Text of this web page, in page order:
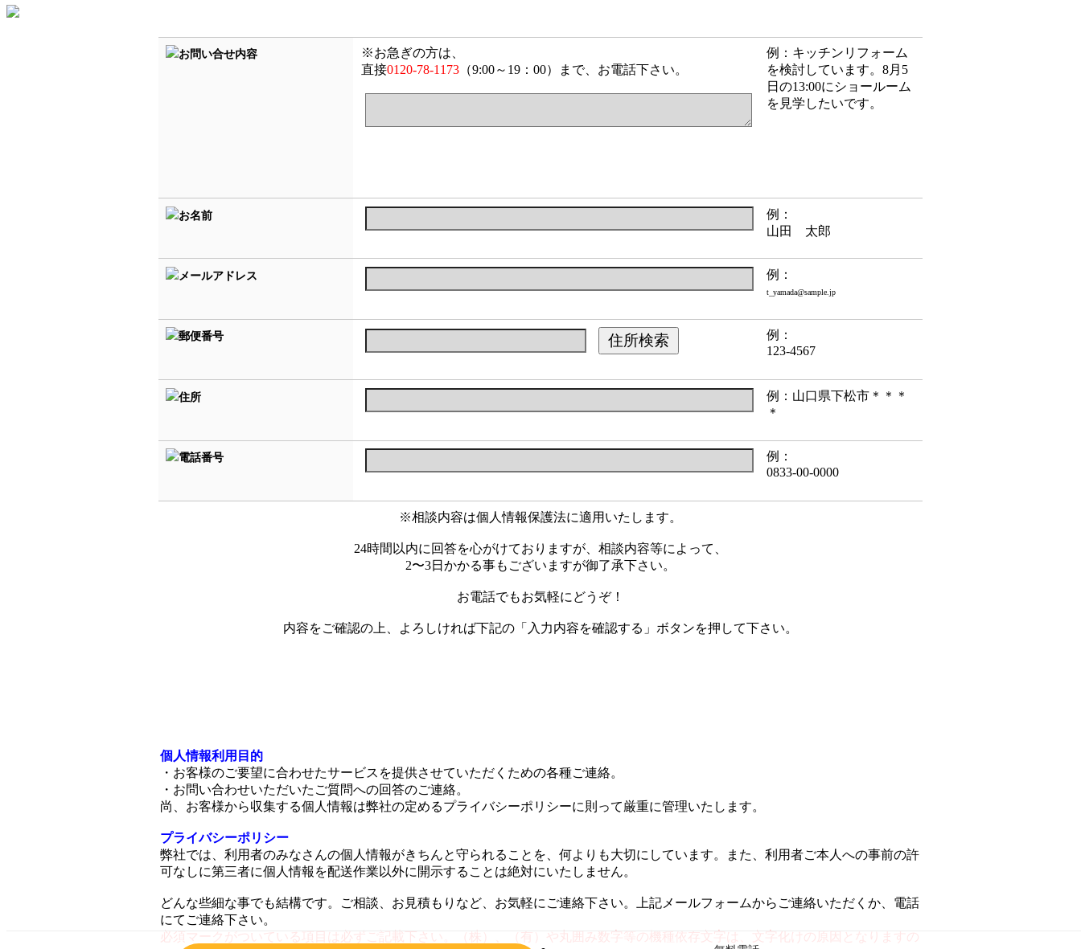
お問い合せ内容
※お急ぎの方は、
直接0120-78-1173（9:00～19：00）まで、お電話下さい。
例：キッチンリフォーム
を検討しています。8月5
日の13:00にショールーム
を見学したいです。
お名前
例：
山田 太郎
メールアドレス 例：
t_yamada@sample.jp
郵便番号 住所検索
例：
123-4567
住所
例：山口県下松市＊＊＊
＊
電話番号
例：
0833-00-0000
※相談内容は個人情報保護法に適用いたします。
24時間以内に回答を心がけておりますが、相談内容等によって、
2〜3日かかる事もございますが御了承下さい。
お電話でもお気軽にどうぞ！
内容をご確認の上、よろしければ下記の「入力内容を確認する」ボタンを押して下さい。
個人情報利用目的
・お客様のご要望に合わせたサービスを提供させていただくための各種ご連絡。
・お問い合わせいただいたご質問への回答のご連絡。
尚、お客様から収集する個人情報は弊社の定めるプライバシーポリシーに則って厳重に管理いたします。
プライバシーポリシー
弊社では、利用者のみなさんの個人情報がきちんと守られることを、何よりも大切にしています。また、利用者ご本人への事前の許
可なしに第三者に個人情報を配送作業以外に開示することは絶対にいたしません。
どんな些細な事でも結構です。ご相談、お見積もりなど、お気軽にご連絡下さい。上記メールフォームからご連絡いただくか、電話
にてご連絡下さい。
必須マークがついている項目は必ずご記載下さい。（株）、（有）や丸囲み数字等の機種依存文字は、文字化けの原因となりますの